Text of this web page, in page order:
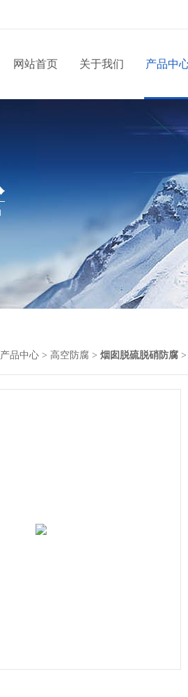
网站首页 关于我们 产品中
产品中心 > 高空防腐 > 烟囱脱硫脱硝防腐